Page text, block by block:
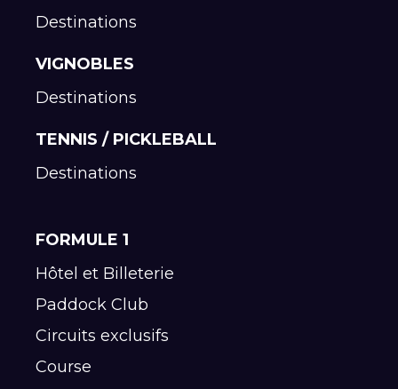
Destinations
VIGNOBLES
Destinations
TENNIS / PICKLEBALL
Destinations
FORMULE 1
Hôtel et Billeterie
Paddock Club
Circuits exclusifs
Course